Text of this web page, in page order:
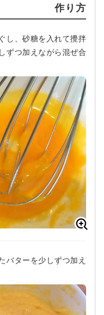
作り方
し、砂糖を入れて攪拌
ずつ加えながら混ぜ合
ターを少しずつ加え